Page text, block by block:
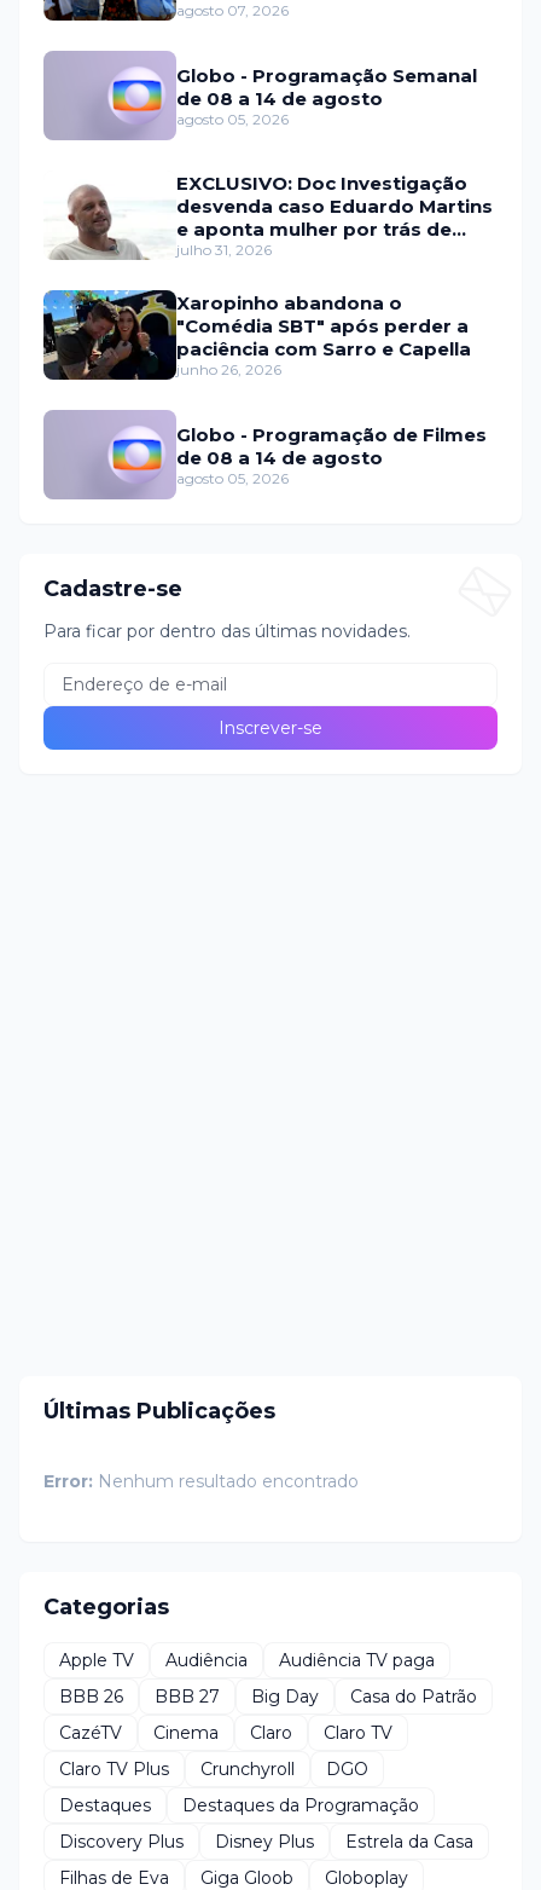
relacionamentos
agosto 07, 2026
Globo - Programação Semanal
de 08 a 14 de agosto
agosto 05, 2026
EXCLUSIVO: Doc Investigação
desvenda caso Eduardo Martins
e aponta mulher por trás de
fraude internacional
julho 31, 2026
Xaropinho abandona o
"Comédia SBT" após perder a
paciência com Sarro e Capella
junho 26, 2026
Globo - Programação de Filmes
de 08 a 14 de agosto
agosto 05, 2026
Cadastre-se
Para ficar por dentro das últimas novidades.
Últimas Publicações
Error: Nenhum resultado encontrado
Categorias
Apple TV Audiência
Audiência TV paga
BBB 26
BBB 27 Big Day
Casa do Patrão
CazéTV
Cinema Claro
Claro TV
Claro TV Plus
Crunchyroll
DGO
Destaques
Destaques da Programação
Discovery Plus
Disney Plus
Estrela da Casa
Filhas de Eva
Giga Gloob
Globoplay